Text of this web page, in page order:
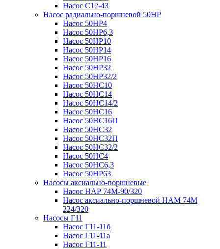
Насос С12-43
Насос радиально-поршневой 50НР
Насос 50НР4
Насос 50НР6,3
Насос 50НР10
Насос 50НР14
Насос 50НР16
Насос 50НР32
Насос 50НР32/2
Насос 50НС10
Насос 50НС14
Насос 50НС14/2
Насос 50НС16
Насос 50НС16П
Насос 50НС32
Насос 50НС32П
Насос 50НС32/2
Насос 50НС4
Насос 50НС6,3
Насос 50НР63
Насосы аксиально-поршневые
Насос НАР 74M-90/320
Насос аксиально-поршневой НАМ 74М
224/320
Насосы Г11
Насос Г11-11б
Насос Г11-11а
Насос Г11-11